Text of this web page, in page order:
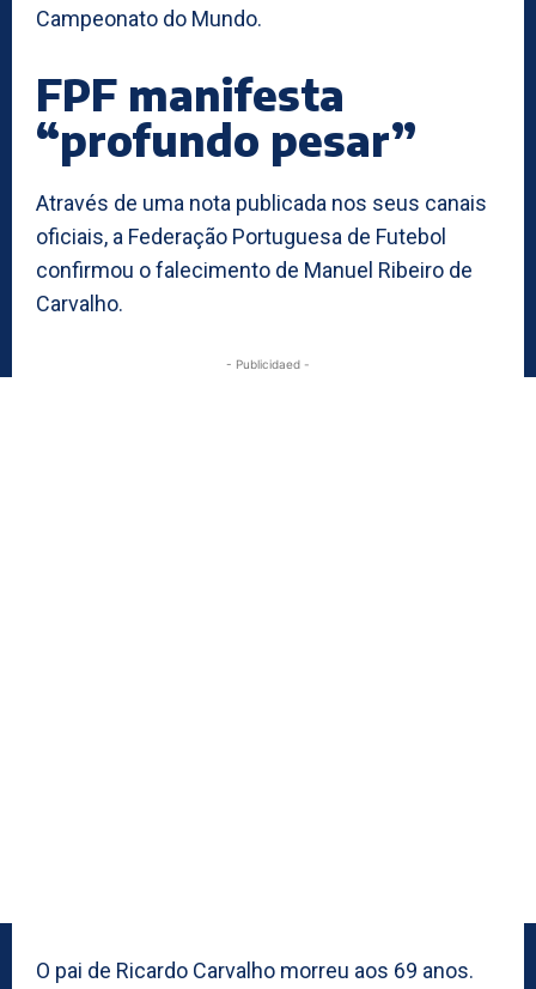
Campeonato do Mundo.
FPF manifesta
“profundo pesar”
Através de uma nota publicada nos seus canais
oficiais, a Federação Portuguesa de Futebol
confirmou o falecimento de Manuel Ribeiro de
Carvalho.
- Publicidaed -
O pai de Ricardo Carvalho morreu aos 69 anos.